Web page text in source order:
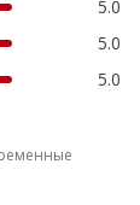
5.0
5.0
5.0